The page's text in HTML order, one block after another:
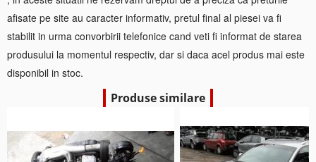
afisate pe site au caracter informativ, pretul final al piesei va fi
stabilit in urma convorbirii telefonice cand veti fi informat de starea
produsului la momentul respectiv, dar si daca acel produs mai este
disponibil in stoc.
Produse similare